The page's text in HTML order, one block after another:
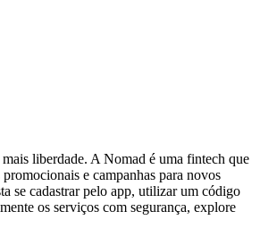
liberdade. A Nomad é uma fintech que
e campanhas para novos
se cadastrar pelo app, utilizar um código
os serviços com segurança, explore